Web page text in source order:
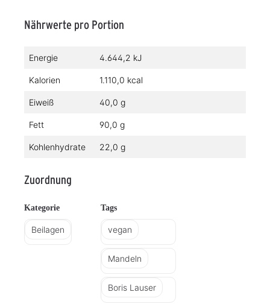
Nährwerte pro Portion
Energie 4.644,2 kJ
Kalorien 1.110,0 kcal
Eiweiß 40,0 g
Fett 90,0 g
Kohlenhydrate 22,0 g
Zuordnung
Kategorie
Beilagen
Tags
vegan
Mandeln
Boris Lauser